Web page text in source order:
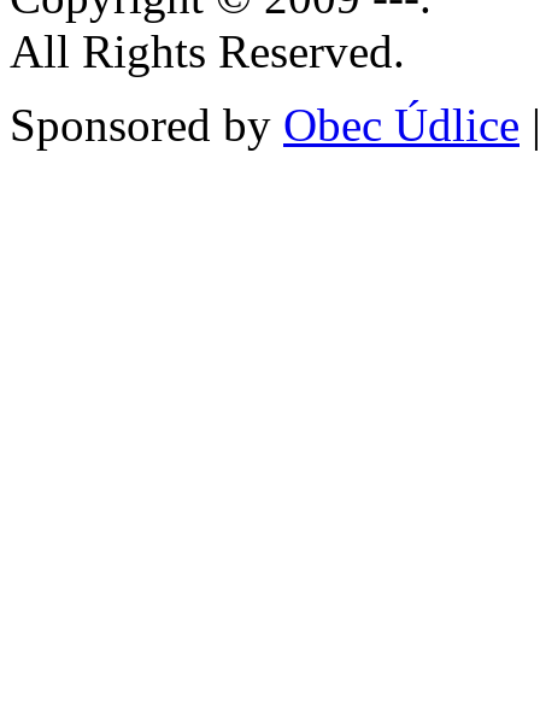
All Rights Reserved.
Sponsored by Obec Údlice